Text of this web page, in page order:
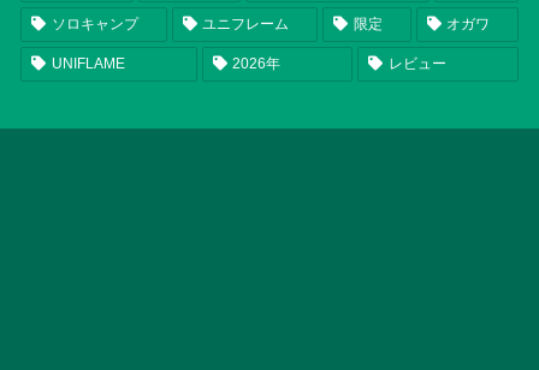
ソロキャンプ ユニフレーム 限定 オガワ
UNIFLAME 2026年 レビュー